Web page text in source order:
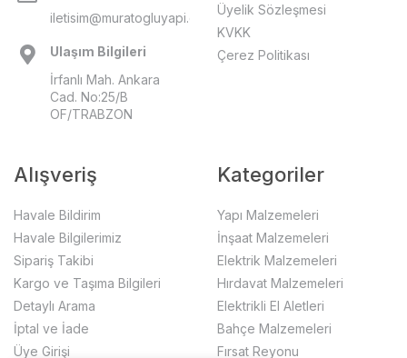
iletisim@muratogluyapi.com
Ulaşım Bilgileri
İrfanlı Mah. Ankara
Cad. No:25/B
OF/TRABZON
Üyelik Sözleşmesi
KVKK
Çerez Politikası
Alışveriş
Havale Bildirim
Havale Bilgilerimiz
Sipariş Takibi
Kargo ve Taşıma Bilgileri
Detaylı Arama
İptal ve İade
Üye Girişi
Kategoriler
Yapı Malzemeleri
İnşaat Malzemeleri
Elektrik Malzemeleri
Hırdavat Malzemeleri
Elektrikli El Aletleri
Bahçe Malzemeleri
Fırsat Reyonu